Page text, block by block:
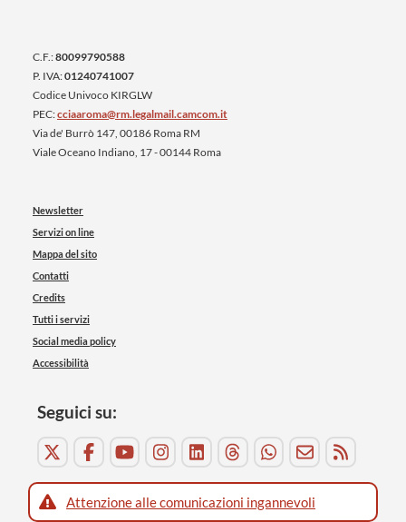
C.F.:80099790588
P. IVA:01240741007
Codice Univoco KIRGLW
PEC:cciaaroma@rm.legalmail.camcom.it
Via de' Burrò 147, 00186 Roma RM
Viale Oceano Indiano, 17 - 00144 Roma
Newsletter
Servizi on line
Mappa del sito
Contatti
Credits
Tutti i servizi
Social media policy
Accessibilità
Seguici su:
Attenzione alle comunicazioni ingannevoli